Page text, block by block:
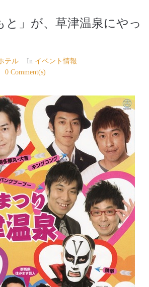
と」が、草津温泉にやっ
テル In イベント情報
0 Comment(s)